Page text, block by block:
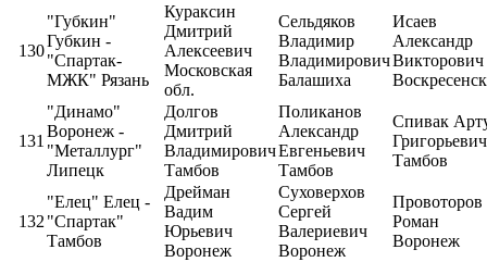
130
"Губкин"
Губкин -
"Спартак-
МЖК" Рязань
Кураксин
Дмитрий
Алексеевич
Московская
обл.
Сельдяков
Владимир
Владимирович
Балашиха
Исаев
Александр
Викторович
Воскресенск
131
"Динамо"
Воронеж -
"Металлург"
Липецк
Долгов
Дмитрий
Владимирович
Тамбов
Поликанов
Александр
Евгеньевич
Тамбов
Спивак
Григорьевич
Тамбов
132
"Елец" Елец -
"Спартак"
Тамбов
Дрейман
Вадим
Юрьевич
Воронеж
Суховерхов
Сергей
Валериевич
Воронеж
Провоторов
Роман
Воронеж